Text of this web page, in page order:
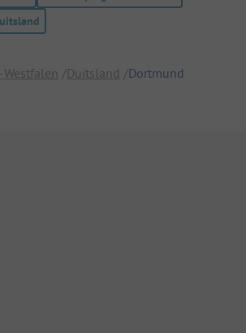
Duitsland Dortmund